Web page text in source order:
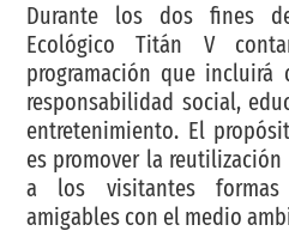
Durante los dos fines
Ecológico Titán V
programación que incluirá
responsabilidad social,
entretenimiento. El
es promover la
a los visitantes
amigables con el medio